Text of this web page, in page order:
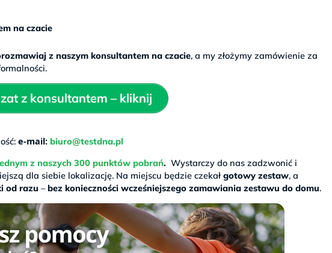
na czacie
z naszym konsultantem na czacie, a my złożymy zamówienie za
z konsultantem – kliknij
e-mail: biuro@testdna.pl
z naszych 300 punktów pobrań.Wystarczy do nas zadzwonić i
dla siebie lokalizację. Na miejscu będzie czekałgotowy zestaw, a
od razu –bez konieczności wcześniejszego zamawiania zestawu do domu.